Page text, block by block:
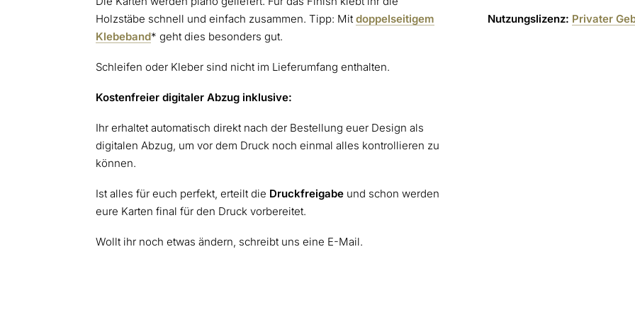
Holzstäbe schnell und einfach zusammen. Tipp: Mit doppelseitigem
Klebeband* geht dies besonders gut.
Schleifen oder Kleber sind nicht im Lieferumfang enthalten.
Kostenfreier digitaler Abzug inklusive:
Ihr erhaltet automatisch direkt nach der Bestellung euer Design als
digitalen Abzug, um vor dem Druck noch einmal alles kontrollieren zu
können.
Ist alles für euch perfekt, erteilt die Druckfreigabe und schon werden
eure Karten final für den Druck vorbereitet.
Wollt ihr noch etwas ändern, schreibt uns eine E-Mail.
Nutzungslizenz: Privater